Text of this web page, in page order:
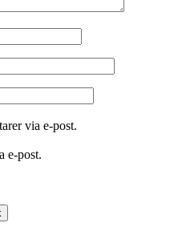
via e-post.
e-post.